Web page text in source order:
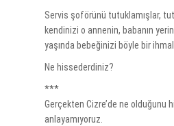
Servis şoförünü tutuklamışlar,
kendinizi o annenin, babanın
yaşında bebeğinizi böyle bir
Ne hissederdiniz?
***
Gerçekten Cizre’de ne olduğunu
anlayamıyoruz.